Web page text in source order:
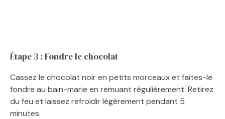
Étape 3 : Fondre le chocolat
Cassez le chocolat noir en petits morceaux et faites-le
fondre au bain-marie en remuant régulièrement. Retirez
du feu et laissez refroidir légèrement pendant 5
minutes.